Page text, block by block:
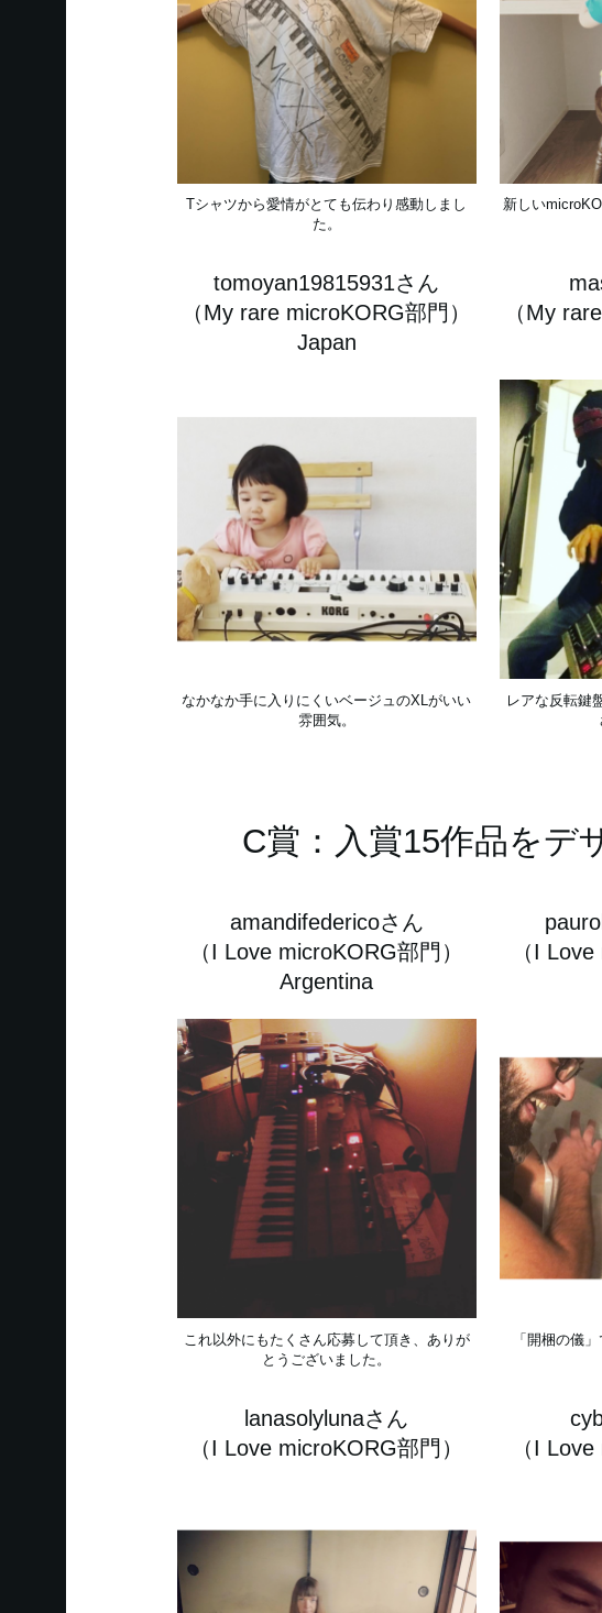
Tシャツから愛情がとても伝わり感動しまし
た。
新しい
tomoyan19815931さん
（My rare microKORG部門）
Japan
なかなか手に入りにくいベージュのXLがいい
雰囲気。
（My
レアな反転鍵
C賞：入賞15作品をデ
amandifedericoさん
（I Love microKORG部門）
Argentina
これ以外にもたくさん応募して頂き、ありが
とうございました。
（I
「開梱の儀
lanasolylunaさん
（I Love microKORG部門）
（I